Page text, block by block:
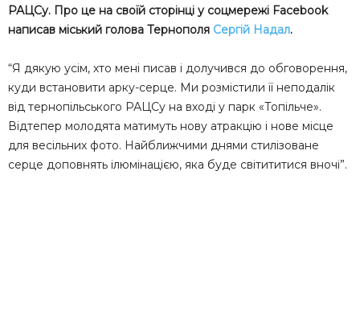
РАЦСу. Про це на своїй сторінці у соцмережі Facebook
написав міський голова Тернополя Сергій Надал.
“Я дякую усім, хто мені писав і долучився до обговорення,
куди встановити арку-серце. Ми розмістили її неподалік
від тернопільського РАЦСу на вході у парк «Топільче».
Відтепер молодята матимуть нову атракцію і нове місце
для весільних фото. Найближчими днями стилізоване
серце доповнять ілюмінацією, яка буде світититися вночі”.